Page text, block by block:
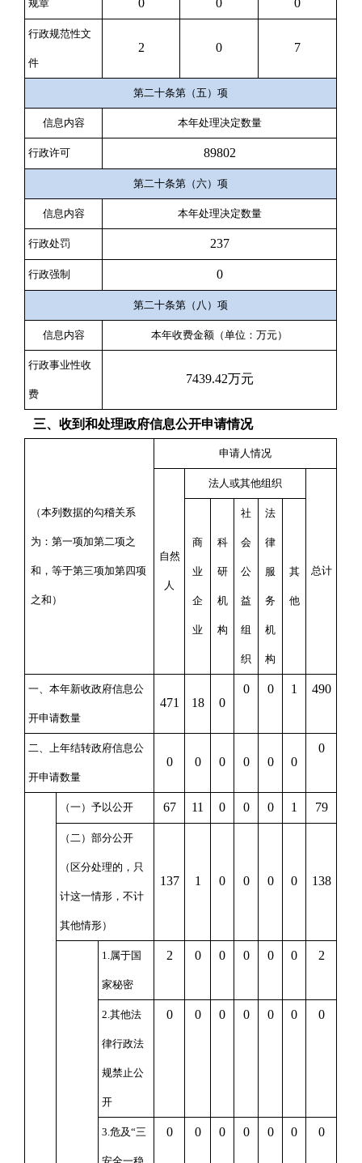
规章 0 0 0
行政规范性文
件
2 0 7
第二十条第（五）项
信息内容 本年处理决定数量
行政许可 89802
第二十条第（六）项
信息内容 本年处理决定数量
行政处罚 237
行政强制 0
第二十条第（八）项
信息内容 本年收费金额（单位：万元）
行政事业性收
费
7439.42万元
三、收到和处理政府信息公开申请情况
（本列数据的勾稽关系
为：第一项加第二项之
和，等于第三项加第四项
之和）
申请人情况
自然
人
法人或其他组织
总计
商
业
企
业
科
研
机
构
社
会
公
益
组
织
法
律
服
务
机
构
其
他
一、本年新收政府信息公
开申请数量
471 18 0
0 0 1 490
二、上年结转政府信息公
开申请数量
0 0 0 0 0 0
0
（一）予以公开 67 11 0 0 0 1 79
（二）部分公开
（区分处理的，只
计这一情形，不计
其他情形）
137 1 0 0 0 0 138
1.属于国
家秘密
2 0 0 0 0 0 2
2.其他法
律行政法
规禁止公
开
0 0 0 0 0 0 0
3.危及“三 0 0 0 0 0 0 0